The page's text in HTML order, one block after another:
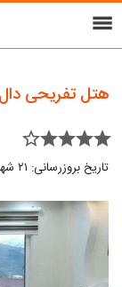
menu
هتل تفریحی
star_border star star star star
تاریخ بروزرسانی: ۲۱ شهریور ۱۴۰۲